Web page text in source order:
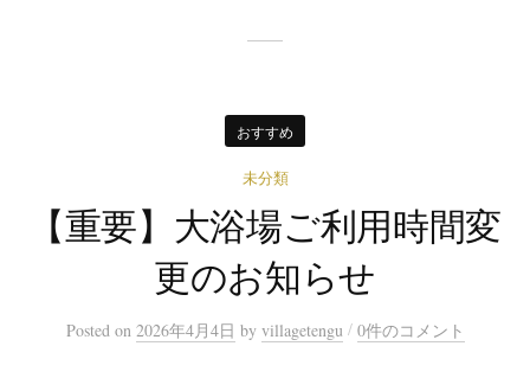
おすすめ
未分類
【重要】大浴場ご利用時間変
更のお知らせ
Posted on 2026年4月4日 by villagetengu / 0件のコメント